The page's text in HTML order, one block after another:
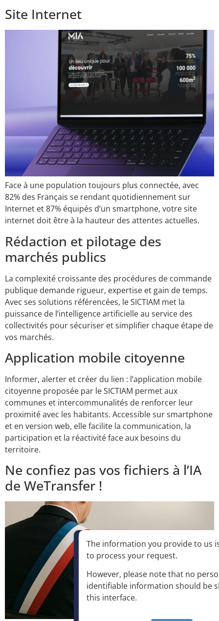
Site Internet
Face à une population toujours plus connectée, avec
82% des Français se rendant quotidiennement sur
Internet et 87% équipés d’un smartphone, votre site
internet doit être à la hauteur des attentes actuelles.
Rédaction et pilotage des
marchés publics
La complexité croissante des procédures de commande
publique demande rigueur, expertise et gain de temps.
Avec ses solutions référencées, le SICTIAM met la
puissance de l’intelligence artificielle au service des
collectivités pour sécuriser et simplifier chaque étape de
vos marchés.
Application mobile citoyenne
Informer, alerter et créer du lien : l’application mobile
citoyenne proposée par le SICTIAM permet aux
communes et intercommunalités de renforcer leur
proximité avec les habitants. Accessible sur smartphone
et en version web, elle facilite la communication, la
participation et la réactivité face aux besoins du
territoire.
Ne confiez pas vos fichiers à l’IA
de WeTransfer !
The information you provide to us
to process your request.
However, please note that no
identifiable information should be
this interface.